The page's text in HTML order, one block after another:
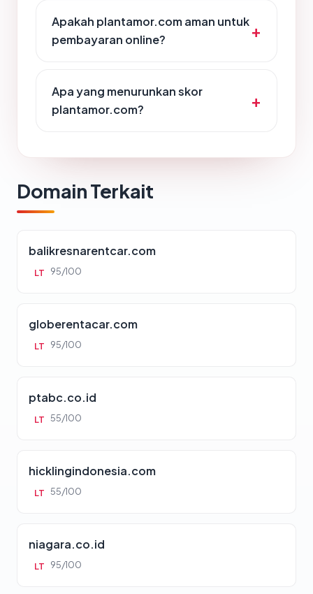
Apakah plantamor.com aman untuk
pembayaran online?
Apa yang menurunkan skor
plantamor.com?
Domain Terkait
balikresnarentcar.com
LT 95/100
globerentacar.com
LT 95/100
ptabc.co.id
LT 55/100
hicklingindonesia.com
LT 55/100
niagara.co.id
LT 95/100